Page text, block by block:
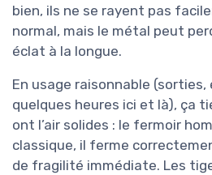
bien, ils ne se rayent pas
normal, mais le métal peut
éclat à la longue.
En usage raisonnable
quelques heures ici et là), ça
ont l’air solides : le fermoir
classique, il ferme
de fragilité immédiate. Les